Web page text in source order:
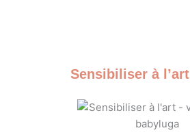
Sensibiliser à l’art